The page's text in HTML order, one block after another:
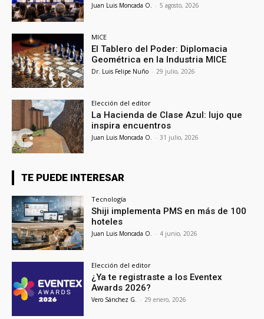
Juan Luis Moncada O. - 5 agosto, 2026
MICE
El Tablero del Poder: Diplomacia
Geométrica en la Industria MICE
Dr. Luis Felipe Nuño - 29 julio, 2026
Elección del editor
La Hacienda de Clase Azul: lujo que
inspira encuentros
Juan Luis Moncada O. - 31 julio, 2026
TE PUEDE INTERESAR
Tecnología
Shiji implementa PMS en más de 100
hoteles
Juan Luis Moncada O. - 4 junio, 2026
Elección del editor
¿Ya te registraste a los Eventex
Awards 2026?
Vero Sánchez G. - 29 enero, 2026